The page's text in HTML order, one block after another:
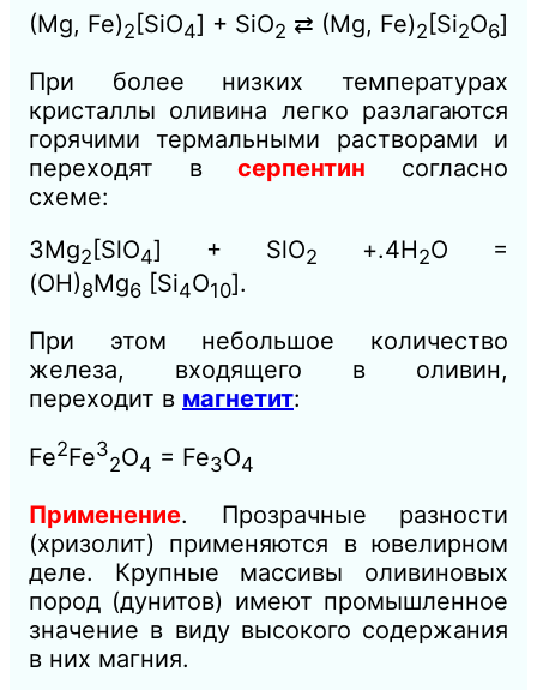
(Mg, Fe)2 [SiO4] + SiO2 ⇄ (Mg, Fe)2 [Si2O6]
При более низких температурах
кристаллы оливина легко разлагаются
горячими термальными растворами и
переходят всерпентин согласно
схеме:
3Mg2 [SlO4] + SlO2 +.4Н2O =
(OH)8Mg6 [Si4O10].
При этом небольшое количество
железа, входящего в оливин,
переходит в магнетит:
Fe2Fe3
2O4 = Fe3O4
Применение. Прозрачные разности
(хризолит) применяются в ювелирном
деле. Крупные массивы оливиновых
пород (дунитов) имеют промышленное
значение в виду высокого содержания
в них магния.